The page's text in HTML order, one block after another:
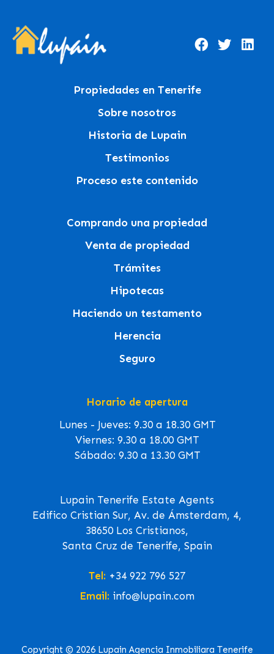
Propiedades en Tenerife
Sobre nosotros
Historia de Lupain
Testimonios
Proceso este contenido
Comprando una propiedad
Venta de propiedad
Trámites
Hipotecas
Haciendo un testamento
Herencia
Seguro
Horario de apertura
Lunes - Jueves: 9.30 a 18.30 GMT
Viernes: 9.30 a 18.00 GMT
Sábado: 9.30 a 13.30 GMT
Lupain Tenerife Estate Agents
Edifico Cristian Sur, Av. de Ámsterdam, 4,
38650 Los Cristianos,
Santa Cruz de Tenerife, Spain
Tel: +34 922 796 527
Email: info@lupain.com
Copyright © 2026 Lupain Agencia Inmobiliara Tenerife